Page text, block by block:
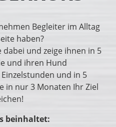
Begleiter im Alltag
haben?
und zeige ihnen in 5
und ihren Hund
und in 5
in nur 3 Monaten Ihr Ziel
beinhaltet: